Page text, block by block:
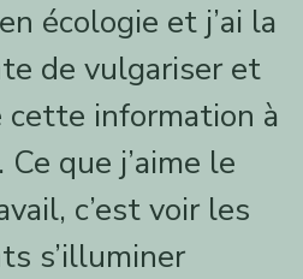
écologie et j’ai la
de vulgariser et
information à
que j’aime le
c’est voir les
s’illuminer